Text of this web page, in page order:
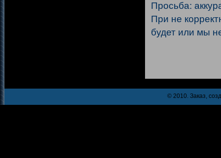
Просьба:
При не
будет или мы
© 2010. Заказ,